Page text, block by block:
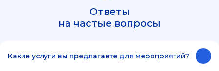
Ответы
на частые вопросы
Какие услуги вы предлагаете для мероприятий?